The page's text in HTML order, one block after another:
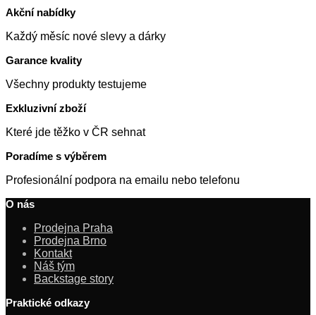
Akční nabídky
Každý měsíc nové slevy a dárky
Garance kvality
Všechny produkty testujeme
Exkluzivní zboží
Které jde těžko v ČR sehnat
Poradíme s výběrem
Profesionální podpora na emailu nebo telefonu
O nás
Prodejna Praha
Prodejna Brno
Kontakt
Náš tým
Backstage story
Praktické odkazy